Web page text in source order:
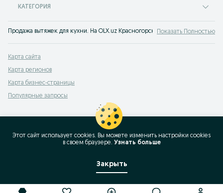
КАТЕГОРИЯ
Продажа вытяжек для кухни. На OLX.uz Красногорск всегда широкий
Показать Полностью
Карта сайта
Карта регионов
Карта бизнес-страницы
Популярные запросы
Этот сайт использует cookies. Вы можете изменить настройки cookies
в своeм браузере. Узнать больше
Закрыть